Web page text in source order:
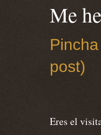
Me
post)
Eres el